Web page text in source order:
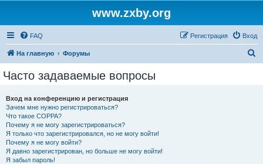
www.zxby.org
FAQ Вход
Регистрация
На главную Форумы
Часто задаваемые вопросы
Вход на конференцию и регистрация
Зачем мне нужно регистрироваться?
Что такое COPPA?
Почему я не могу зарегистрироваться?
Я только что зарегистрировался, но не могу войти!
Почему я не могу войти?
Я давно зарегистрирован, но больше не могу войти!
Я забыл пароль!